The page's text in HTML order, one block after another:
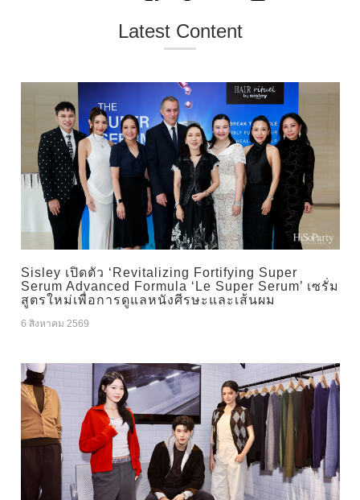
Latest Content
Sisley เปิดตัว ‘Revitalizing Fortifying Super
Serum Advanced Formula ‘Le Super Serum’ เซรั่ม
สูตรใหม่เพื่อการดูแลหนังศีรษะและเส้นผม
6 สิงหาคม 2569